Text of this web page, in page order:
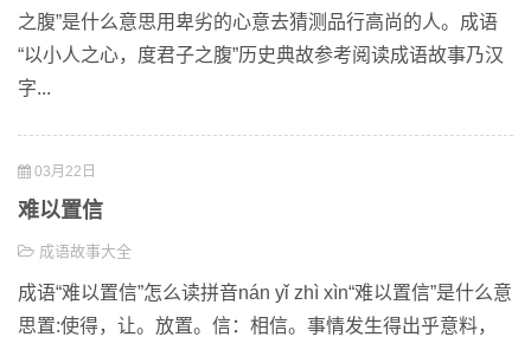
之腹”是什么意思用卑劣的心意去猜测品行高尚的人。成语
“以小人之心，度君子之腹”历史典故参考阅读成语故事乃汉
字...
03月22日
难以置信
成语故事大全
成语“难以置信”怎么读拼音nán yǐ zhì xìn“难以置信”是什么意
思置:使得，让。放置。信：相信。事情发生得出乎意料，